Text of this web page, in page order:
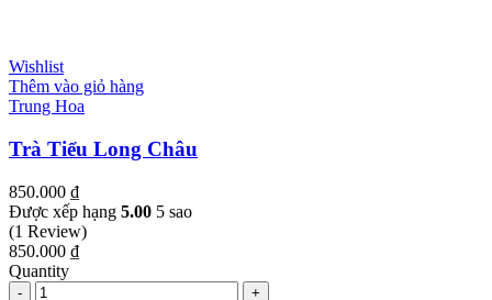
Wishlist
Thêm vào giỏ hàng
Trung Hoa
Trà Tiểu Long Châu
850.000 ₫
Được xếp hạng 5.00 5 sao
(1 Review)
850.000 ₫
Quantity
Quantity